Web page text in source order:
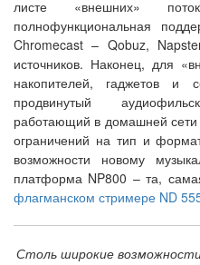
листе «внешних»
полнофункциональная
Chromecast – Qobuz,
источников. Наконец, для
накопителей, гаджетов и
продвинутый
работающий в домашней сети
ограничений на тип и
возможности новому
платформа NP800 – та,
флагманском стримере ND
Столь широкие